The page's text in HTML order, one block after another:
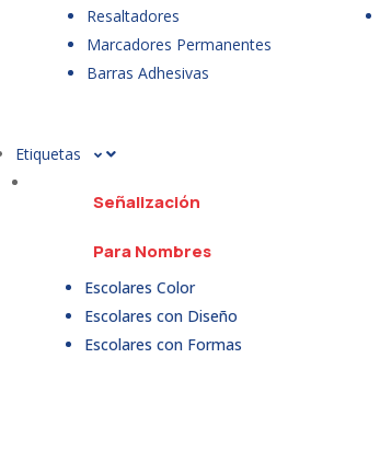
Resaltadores
Marcadores Permanentes
Barras Adhesivas
Etiquetas
Señalización
Para Nombres
Escolares Color
Escolares con Diseño
Escolares con Formas